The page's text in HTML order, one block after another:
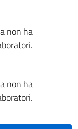
non ha
non ha